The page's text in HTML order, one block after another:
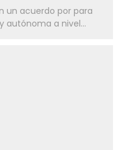
un acuerdo por para
autónoma a nivel...